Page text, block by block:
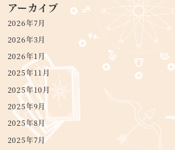
アーカイブ
2026年7月
2026年3月
2026年1月
2025年11月
2025年10月
2025年9月
2025年8月
2025年7月